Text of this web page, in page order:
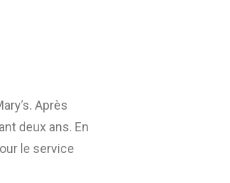
Après
deux ans. En
le service